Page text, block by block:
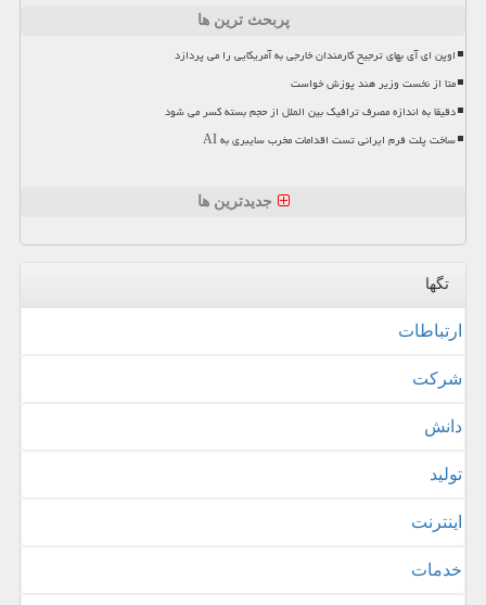
پربحث ترین ها
اوپن ای آی بهای ترجیح کارمندان خارجی به آمریکایی را می پردازد
متا از نخست وزیر هند پوزش خواست
دقیقا به اندازه مصرف ترافیک بین الملل از حجم بسته کسر می شود
ساخت پلت فرم ایرانی تست اقدامات مخرب سایبری به AI
جدیدترین ها
تگها
ارتباطات
شركت
دانش
تولید
اینترنت
خدمات